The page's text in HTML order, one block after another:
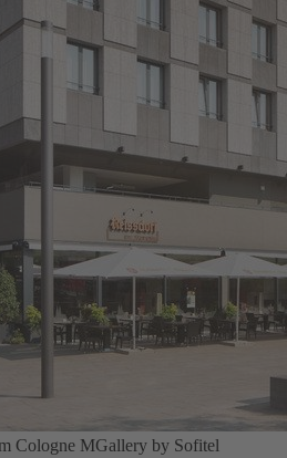
Cologne MGallery by Sofitel